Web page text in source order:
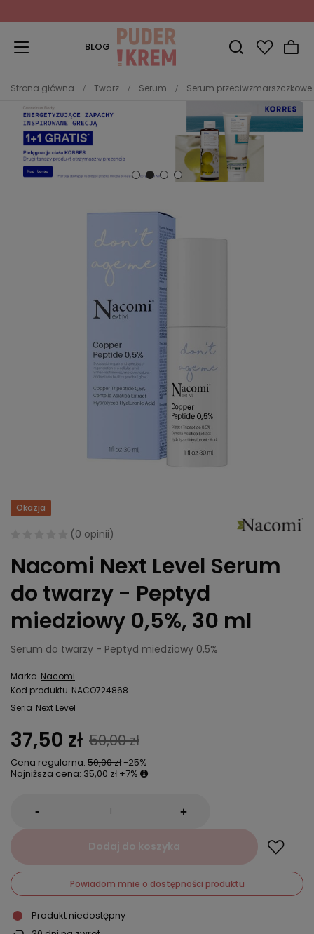
BLOG
Strona główna Twarz Serum Serum przeciwzmarszczkowe
Okazja
(0 opinii)
Nacomi Next Level Serum
do twarzy - Peptyd
miedziowy 0,5%, 30 ml
Serum do twarzy - Peptyd miedziowy 0,5%
Marka Nacomi
Kod produktu NACO724868
Seria Next Level
37,50 zł 50,00 zł
Cena regularna: 50,00 zł-25%
Najniższa cena: 35,00 zł +7%
- +
Dodaj do koszyka
Powiadom mnie o dostępności produktu
Produkt niedostępny